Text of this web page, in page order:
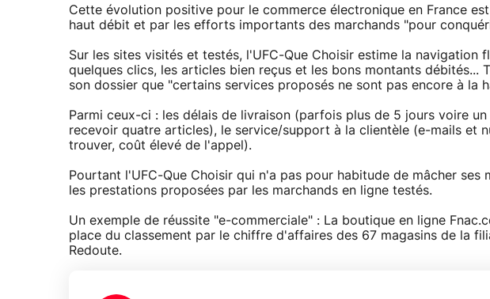
Cette évolution positive pour le commerce électronique en France
haut débit et par les efforts importants des marchands "pour
Sur les sites visités et testés, l'UFC-Que Choisir estime la navigation
quelques clics, les articles bien reçus et les bons montants débités...
son dossier que "certains services proposés ne sont pas encore à la
Parmi ceux-ci : les délais de livraison (parfois plus de 5 jours voire
recevoir quatre articles), le service/support à la clientèle (e-mails et
trouver, coût élevé de l'appel).
Pourtant l'UFC-Que Choisir qui n'a pas pour habitude de mâcher ses
les prestations proposées par les marchands en ligne testés.
Un exemple de réussite "e-commerciale" : La boutique en ligne
place du classement par le chiffre d'affaires des 67 magasins de la
Redoute.